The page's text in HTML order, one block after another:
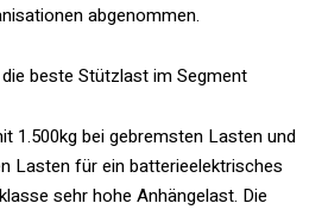
abgenommen.
beste Stützlast im Segment
1.500kg bei gebremsten Lasten und
Lasten für ein batterieelektrisches
sehr hohe Anhängelast. Die